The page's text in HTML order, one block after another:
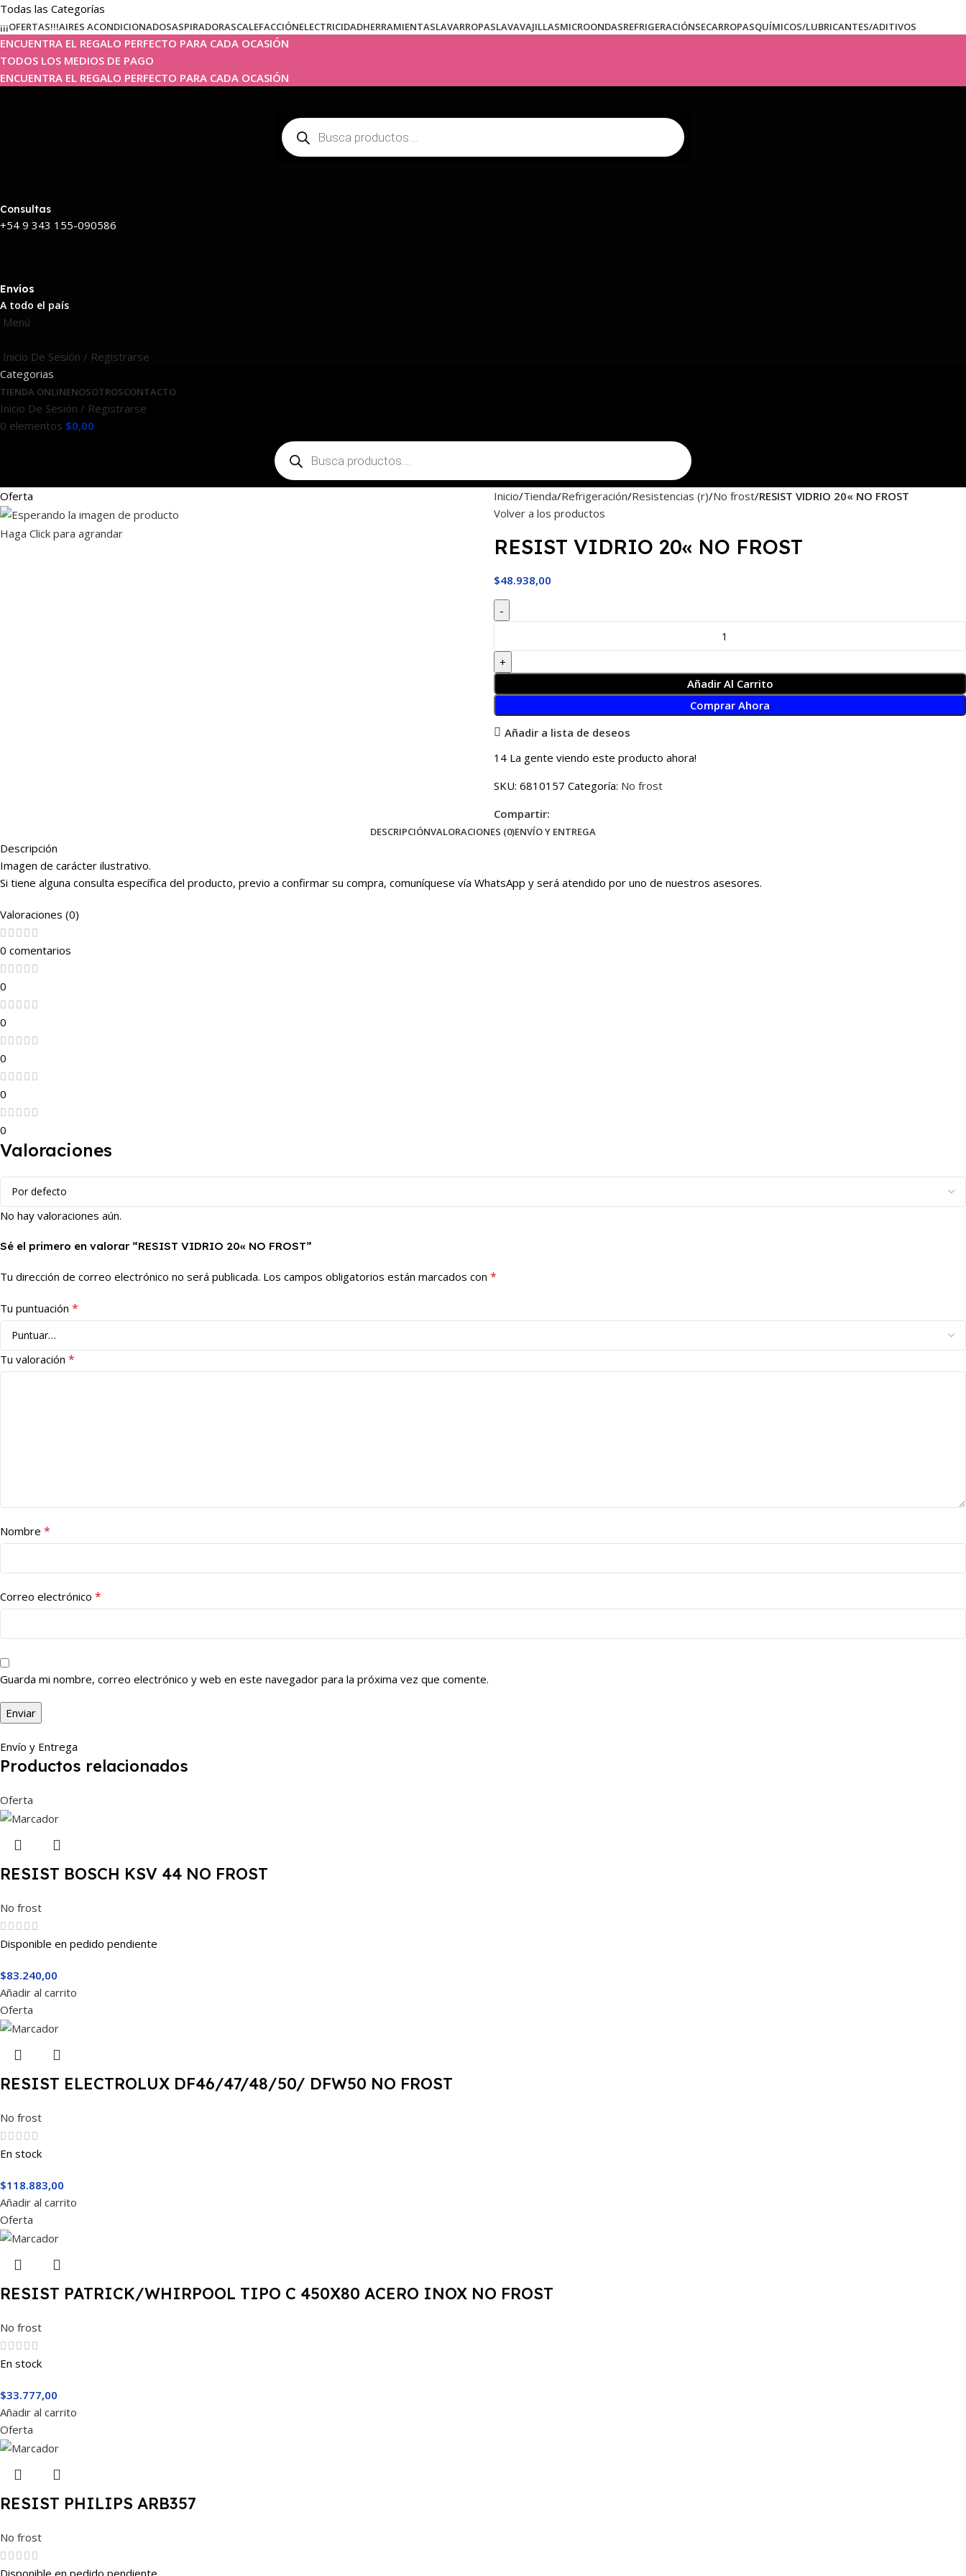
Todas las Categorías
¡¡¡OFERTAS!!!AIRES ACONDICIONADOSASPIRADORASCALEFACCIÓNELECTRICIDADHERRAMIENTASLAVARROPASLAVAVAJILLASMICROONDASREFRIGERACIÓNSECARROPASQUÍMICOS/LUBRICANTES/ADITIVOS
ENCUENTRA EL REGALO PERFECTO PARA CADA OCASIÓN
TODOS LOS MEDIOS DE PAGO
ENCUENTRA EL REGALO PERFECTO PARA CADA OCASIÓN
Consultas
+54 9 343 155-090586
Envíos
A todo el país
Menú
Inicio De Sesión / Registrarse
Categorias
TIENDA ONLINENOSOTROSCONTACTO
Inicio De Sesión / Registrarse
0 elementos $0,00
Oferta
Haga Click para agrandar
Inicio Tienda Refrigeración Resistencias (r) No frost RESIST VIDRIO 20« NO FROST
Volver a los productos
RESIST VIDRIO 20« NO FROST
$48.938,00
Añadir Al Carrito
Comprar Ahora
Añadir a lista de deseos
14 La gente viendo este producto ahora!
SKU: 6810157 Categoría: No frost
Compartir:
DESCRIPCIÓNVALORACIONES (0)ENVÍO Y ENTREGA
Descripción
Imagen de carácter ilustrativo.
Si tiene alguna consulta específica del producto, previo a confirmar su compra, comuníquese vía WhatsApp y será atendido por uno de nuestros asesores.
Valoraciones (0)
0 comentarios
0
0
0
0
0
Valoraciones
No hay valoraciones aún.
Sé el primero en valorar “RESIST VIDRIO 20« NO FROST”
Tu dirección de correo electrónico no será publicada. Los campos obligatorios están marcados con *
Tu puntuación *
Tu valoración *
Nombre *
Correo electrónico *
Guarda mi nombre, correo electrónico y web en este navegador para la próxima vez que comente.
Envío y Entrega
Productos relacionados
Oferta
RESIST BOSCH KSV 44 NO FROST
No frost
Disponible en pedido pendiente
$83.240,00
Añadir al carrito
Oferta
RESIST ELECTROLUX DF46/47/48/50/ DFW50 NO FROST
No frost
En stock
$118.883,00
Añadir al carrito
Oferta
RESIST PATRICK/WHIRPOOL TIPO C 450X80 ACERO INOX NO FROST
No frost
En stock
$33.777,00
Añadir al carrito
Oferta
RESIST PHILIPS ARB357
No frost
Disponible en pedido pendiente